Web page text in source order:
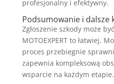
profesjonalny i efektywny.
Podsumowanie i dalsze
Zgłoszenie szkody może
MOTOEXPERT to łatwiej.
proces przebiegnie
zapewnia kompleksową
wsparcie na każdym etapie.